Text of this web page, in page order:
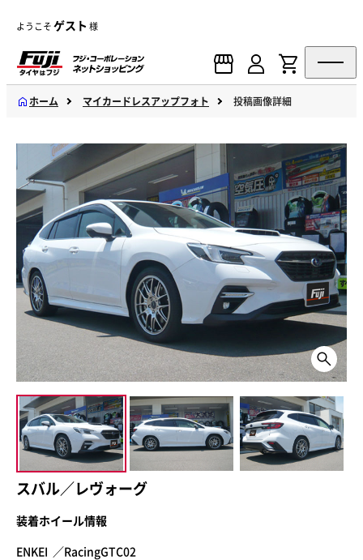
ようこそゲスト 様
ホーム マイカードレスアップフォト 投稿画像詳細
スバル／レヴォーグ
装着ホイール情報
ENKEI ／RacingGTC02